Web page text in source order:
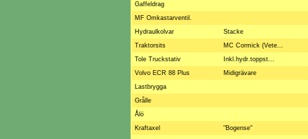
Gaffeldrag
MF Omkastarventil.
Hydraulkolvar
Stacke
Traktorsits
MC Cormick (Vete...
Tole Truckstativ
Inkl.hydr.toppst...
Volvo ECR 88 Plus
Midigrävare
Lastbrygga
Grålle
Ålö
Kraftaxel
"Bogense"